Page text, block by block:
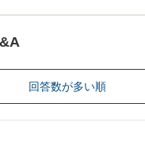
回答数が多い順